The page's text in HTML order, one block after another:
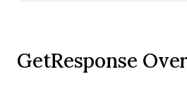
GetResponse